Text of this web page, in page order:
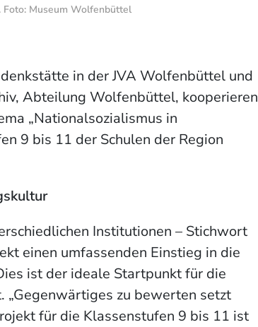
Foto: Museum Wolfenbüttel
in der JVA Wolfenbüttel und
Abteilung Wolfenbüttel, kooperieren
„Nationalsozialismus in
9 bis 11 der Schulen der Region
Institutionen – Stichwort
einen umfassenden Einstieg in die
ist der ideale Startpunkt für die
zu bewerten setzt
für die Klassenstufen 9 bis 11 ist